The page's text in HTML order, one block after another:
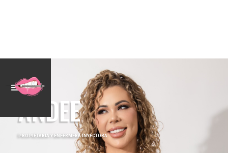
ANDEE
PROPIETARIA Y ENFERMERA INYECTORA